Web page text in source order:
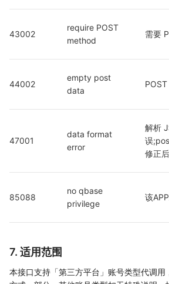
43002
require POST
method
需要
44002
empty post
data
47001
data format
error
解析
误
修正
85088
no qbase
privilege
该
7. 适用范围
本接口支持「第三方平台」账号类型代调用